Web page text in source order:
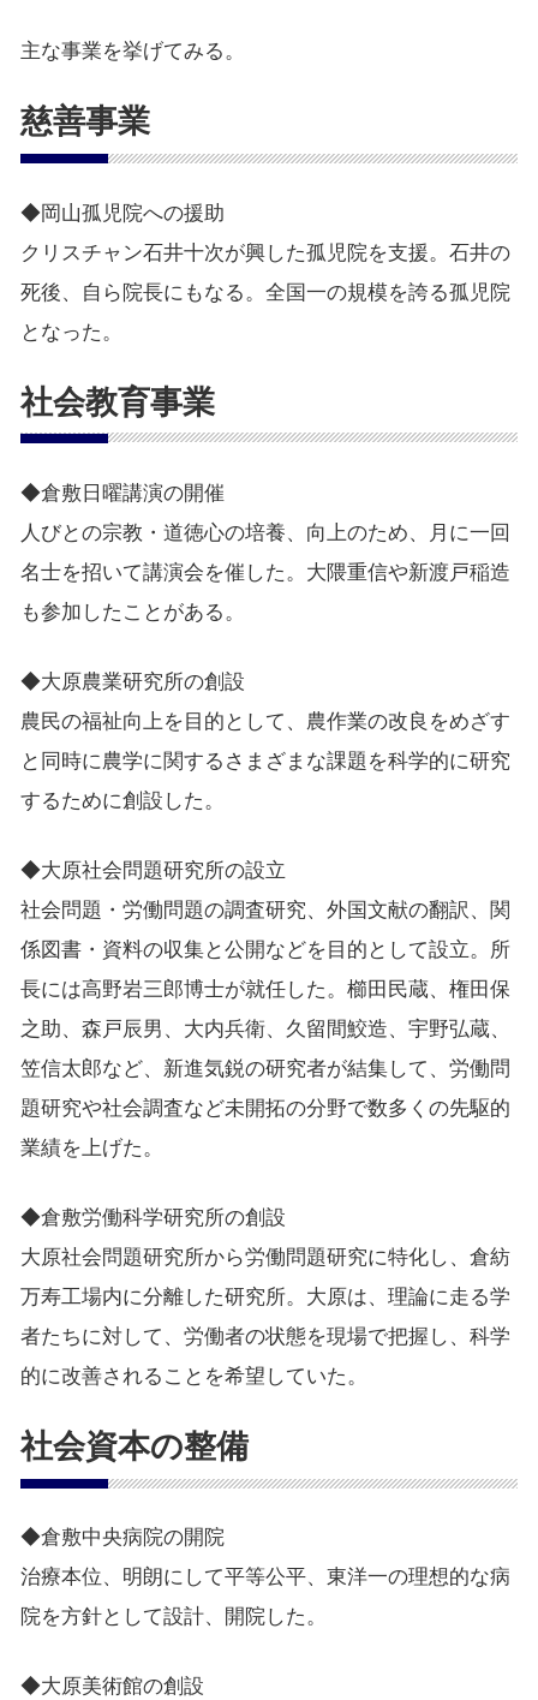
主な事業を挙げてみる。
慈善事業
◆岡山孤児院への援助
クリスチャン石井十次が興した孤児院を支援。石井の
死後、自ら院長にもなる。全国一の規模を誇る孤児院
となった。
社会教育事業
◆倉敷日曜講演の開催
人びとの宗教・道徳心の培養、向上のため、月に一回
名士を招いて講演会を催した。大隈重信や新渡戸稲造
も参加したことがある。
◆大原農業研究所の創設
農民の福祉向上を目的として、農作業の改良をめざす
と同時に農学に関するさまざまな課題を科学的に研究
するために創設した。
◆大原社会問題研究所の設立
社会問題・労働問題の調査研究、外国文献の翻訳、関
係図書・資料の収集と公開などを目的として設立。所
長には高野岩三郎博士が就任した。櫛田民蔵、権田保
之助、森戸辰男、大内兵衛、久留間鮫造、宇野弘蔵、
笠信太郎など、新進気鋭の研究者が結集して、労働問
題研究や社会調査など未開拓の分野で数多くの先駆的
業績を上げた。
◆倉敷労働科学研究所の創設
大原社会問題研究所から労働問題研究に特化し、倉紡
万寿工場内に分離した研究所。大原は、理論に走る学
者たちに対して、労働者の状態を現場で把握し、科学
的に改善されることを希望していた。
社会資本の整備
◆倉敷中央病院の開院
治療本位、明朗にして平等公平、東洋一の理想的な病
院を方針として設計、開院した。
◆大原美術館の創設